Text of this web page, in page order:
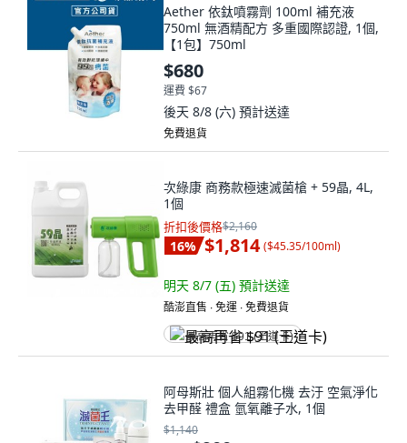
Aether 依鈦噴霧劑 100ml 補充液
750ml 無酒精配方 多重國際認證, 1個,
【1包】750ml
$680
運費 $67
後天 8/8 (六) 預計送達
免費退貨
次綠康 商務款極速滅菌槍 + 59晶, 4L,
1個
折扣後價格$2,160
16% $1,814 ($45.35/100ml)
明天 8/7 (五) 預計送達
酷澎直售 ∙ 免運 ∙ 免費退貨
最高再省 $91 (王道卡)
阿母斯壯 個人組霧化機 去汙 空氣淨化
去甲醛 禮盒 氫氧離子水, 1個
$1,140